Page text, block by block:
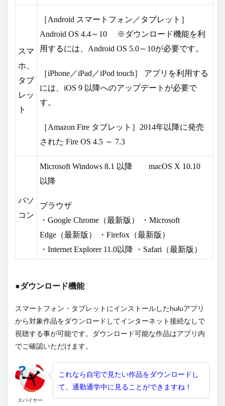
スマ
ホ、
タブ
レッ
ト
［Android スマートフォン／タブレット］
Android OS 4.4～10 ※ダウンロード機能を利
用するには、Android OS 5.0～10が必要です。
［iPhone／iPad／iPod touch］ アプリを利用する
には、iOS 9 以降へのアップデートが必要で
す。
［Amazon Fire タブレット］2014年以降に発売
された Fire OS 4.5 ～ 7.3
パソ
コン
Microsoft Windows 8.1 以降 macOS X 10.10
以降
ブラウザ
・Google Chrome（最新版） ・Microsoft
Edge（最新版） ・Firefox（最新版）
・Internet Explorer 11.0以降 ・Safari（最新版）
●ダウンロード機能
スマートフォン・タブレットにインストールしたhuluアプリ
から対象作品をダウンロードしてインターネット接続なしで
視聴する事が可能です。ダウンロード可能な作品はアプリ内
でご確認いただけます。
スパイヤー
これなら自宅で見たい作品をダウンロードし
て、通勤通学中に見ることができますね！